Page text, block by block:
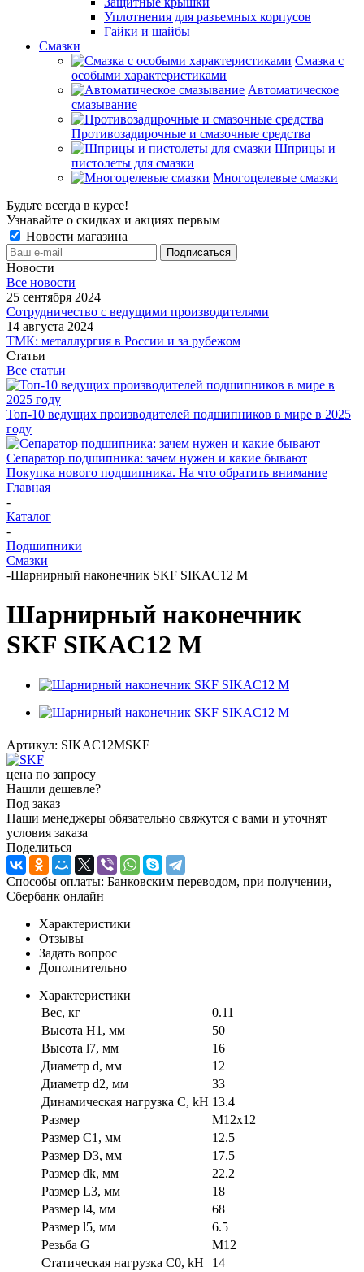
Уплотнения для разъемных корпусов
Гайки и шайбы
Смазки
Смазка с
особыми характеристиками
Автоматическое
смазывание
Противозадирочные и смазочные средства
Шприцы и
пистолеты для смазки
Многоцелевые смазки
Будьте всегда в курсе!
Узнавайте о скидках и акциях первым
Новости магазина
Новости
Все новости
25 сентября 2024
Сотрудничество с ведущими производителями
14 августа 2024
ТМК: металлургия в России и за рубежом
Статьи
Все статьи
Топ-10 ведущих производителей подшипников в мире в 2025
году
Сепаратор подшипника: зачем нужен и какие бывают
Покупка нового подшипника. На что обратить внимание
Главная
-
Каталог
-
Подшипники
Смазки
-Шарнирный наконечник SKF SIKAC12 M
Шарнирный наконечник
SKF SIKAC12 M
Артикул: SIKAC12MSKF
цена по запросу
Нашли дешевле?
Под заказ
Наши менеджеры обязательно свяжутся с вами и уточнят
условия заказа
Поделиться
Способы оплаты: Банковским переводом, при получении,
Сбербанк онлайн
Характеристики
Отзывы
Задать вопрос
Дополнительно
Характеристики
Вес, кг
0.11
Высота H1, мм
50
Высота l7, мм
16
Диаметр d, мм
12
Диаметр d2, мм
33
Динамическая нагрузка C, kН 13.4
Размер
M12x12
Размер C1, мм
12.5
Размер D3, мм
17.5
Размер dk, мм
22.2
Размер L3, мм
18
Размер l4, мм
68
Размер l5, мм
6.5
Резьба G
M12
Статическая нагрузка C0, kH
14